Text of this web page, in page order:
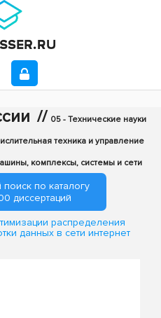
// 05 - Технические науки
техника и управление
комплексы, системы и сети
по каталогу
диссертаций
распределения
данных в сети интернет